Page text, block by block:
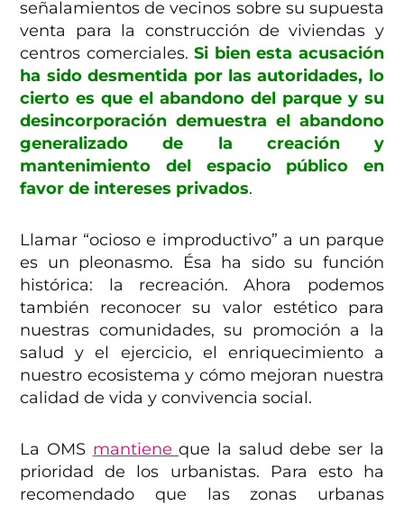
señalamientos de vecinos sobre su supuesta
venta para la construcción de viviendas y
centros comerciales. Si bien esta acusación
ha sido desmentida por las autoridades, lo
cierto es que el abandono del parque y su
desincorporación demuestra el abandono
generalizado de la creación y
mantenimiento del espacio público en
favor de intereses privados.
Llamar “ocioso e improductivo” a un parque
es un pleonasmo. Ésa ha sido su función
histórica: la recreación. Ahora podemos
también reconocer su valor estético para
nuestras comunidades, su promoción a la
salud y el ejercicio, el enriquecimiento a
nuestro ecosistema y cómo mejoran nuestra
calidad de vida y convivencia social.
La OMS mantieneque la salud debe ser la
prioridad de los urbanistas. Para esto ha
recomendado que las zonas urbanas